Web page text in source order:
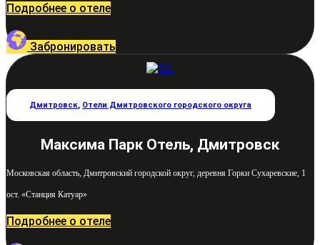
Подробнее о отеле
Забронировать
Дмитровск, Отели Дмитровского городского округа
Максима Парк Отель, Дмитровск
Московская область, Дмитровский городской округ, деревня Горки Сухаревские, 1
ост. «Станция Катуар»
Подробнее о отеле